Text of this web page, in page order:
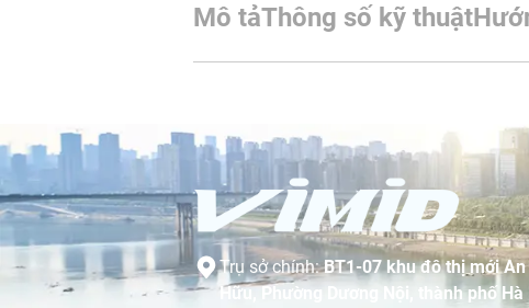
Mô tảThông số kỹ thuật
Trụ sở chính:BT1-07 khu đô thị mới An
Hữu, Phường Dương Nội, thành phố Hà